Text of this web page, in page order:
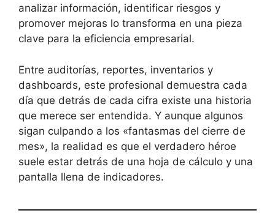
analizar información, identificar riesgos y
promover mejoras lo transforma en una pieza
clave para la eficiencia empresarial.
Entre auditorías, reportes, inventarios y
dashboards, este profesional demuestra cada
día que detrás de cada cifra existe una historia
que merece ser entendida. Y aunque algunos
sigan culpando a los «fantasmas del cierre de
mes», la realidad es que el verdadero héroe
suele estar detrás de una hoja de cálculo y una
pantalla llena de indicadores.